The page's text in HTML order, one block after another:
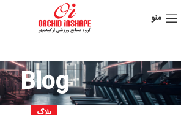
منو
Blog
بلاگ